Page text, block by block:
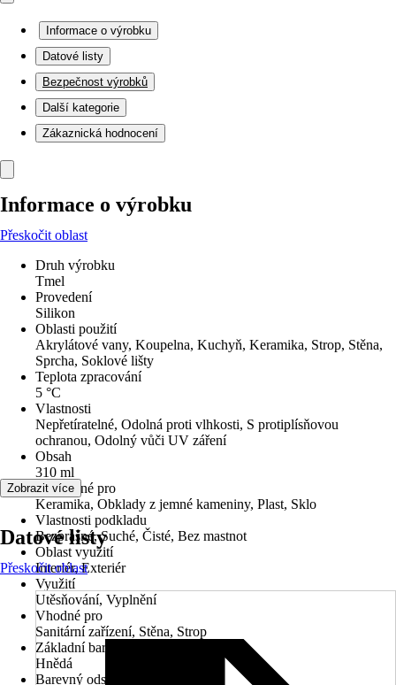
Informace o výrobku
Datové listy
Bezpečnost výrobků
Další kategorie
Zákaznická hodnocení
Informace o výrobku
Přeskočit oblast
Druh výrobku
Tmel
Provedení
Silikon
Oblasti použití
Akrylátové vany, Koupelna, Kuchyň, Keramika, Strop, Stěna,
Sprcha, Soklové lišty
Teplota zpracování
5 °C
Vlastnosti
Nepřetíratelné, Odolná proti vlhkosti, S protiplísňovou
ochranou, Odolný vůči UV záření
Obsah
310 ml
Použitelné pro
Keramika, Obklady z jemné kameniny, Plast, Sklo
Vlastnosti podkladu
Bezprašné, Suché, Čisté, Bez mastnot
Oblast využití
Interiér, Exteriér
Využití
Utěsňování, Vyplnění
Vhodné pro
Sanitární zařízení, Stěna, Strop
Základní barva
Hnědá
Barevný odstín
Zobrazit více
Datové listy
Přeskočit oblast